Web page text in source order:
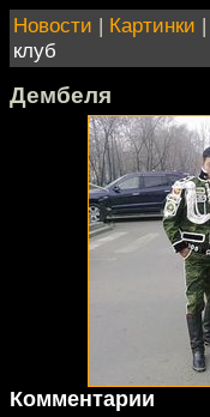
Новости | Картинки |
клуб
Дембеля
Комментарии